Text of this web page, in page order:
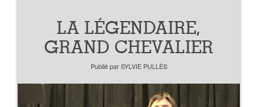
LA LÉGENDAIRE,
GRAND CHEVALIER
Publié parSYLVIE PULLÈS